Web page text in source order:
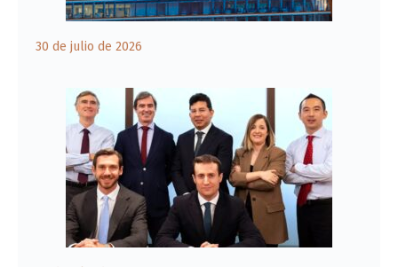
30 de julio de 2026